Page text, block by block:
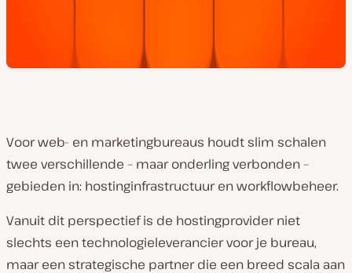
Voor web- en marketingbureaus houdt slim schalen
twee verschillende – maar onderling verbonden –
gebieden in: hostinginfrastructuur en workflowbeheer.
Vanuit dit perspectief is de hostingprovider niet
slechts een technologieleverancier voor je bureau,
maar een strategische partner die een breed scala aan